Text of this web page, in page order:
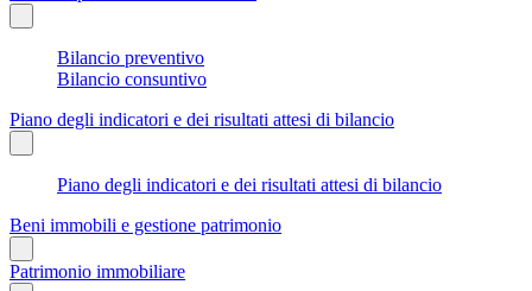
Bilancio preventivo
Bilancio consuntivo
Piano degli indicatori e dei risultati attesi di bilancio
Piano degli indicatori e dei risultati attesi di bilancio
Beni immobili e gestione patrimonio
Patrimonio immobiliare